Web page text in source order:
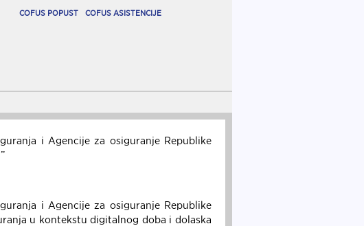
COFUS POPUST COFUS ASISTENCIJE
i Agencije za osiguranje Republike
i Agencije za osiguranje Republike
u kontekstu digitalnog doba i dolaska